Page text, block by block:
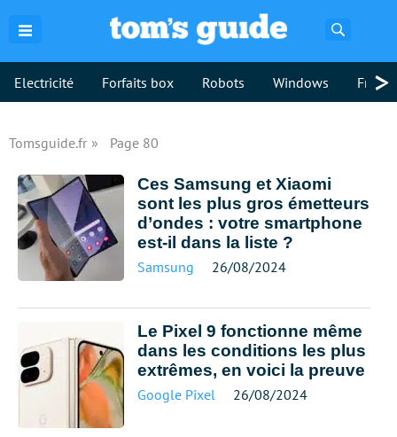
Electricité Forfaits box Robots Windows >
Tomsguide.fr Page 80
Ces Samsung et Xiaomi
sont les plus gros émetteurs
d’ondes : votre smartphone
est-il dans la liste ?
Samsung 26/08/2024
Le Pixel 9 fonctionne même
dans les conditions les plus
extrêmes, en voici la preuve
Google Pixel 26/08/2024